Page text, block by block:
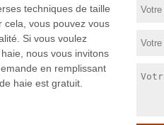
techniques de taille
cela, vous pouvez vous
Si vous voulez
nous vous invitons
en remplissant
haie est gratuit.